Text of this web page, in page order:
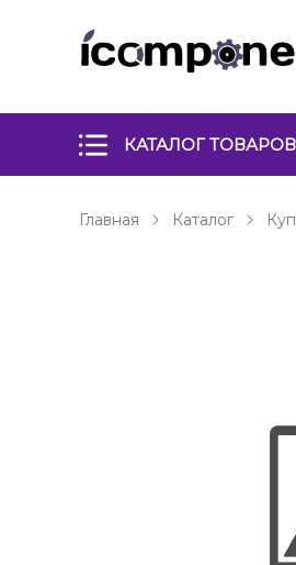
КАТАЛОГ ТОВАРОВ
Главная Каталог